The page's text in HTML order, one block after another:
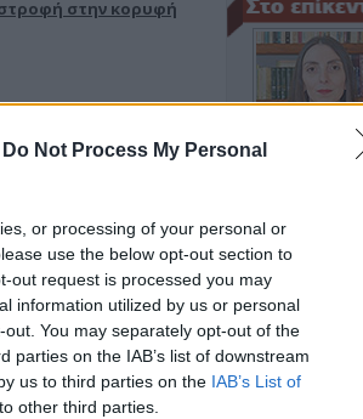
Do Not Process My Personal
or processing of your personal or
use the below opt-out section to
out request is processed you may
information utilized by us or personal
You may separately opt-out of the
parties on the IAB’s list of downstream
us to third parties on the IAB’s List of
other third parties.
στην κορυφή